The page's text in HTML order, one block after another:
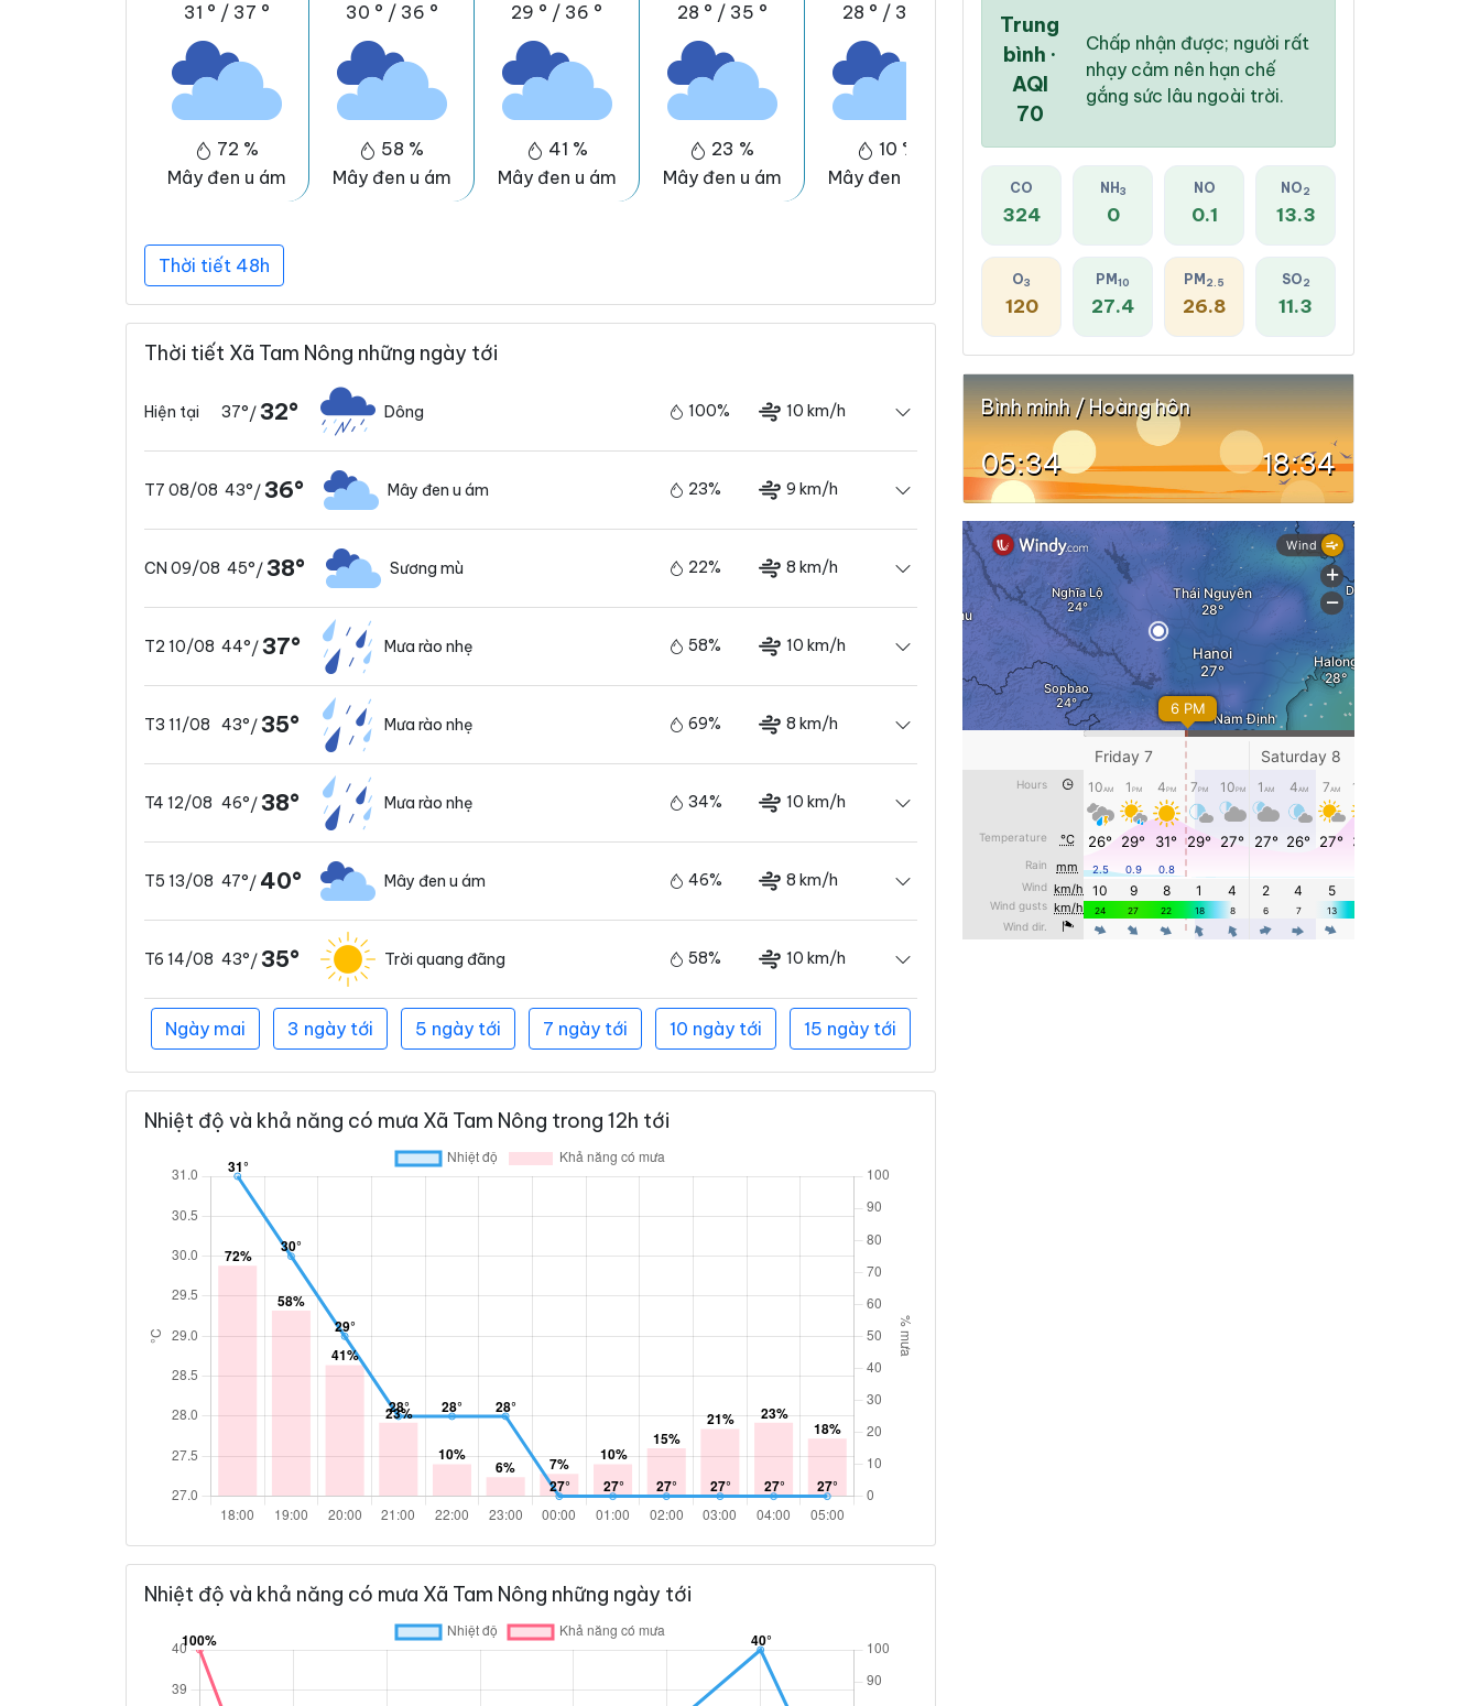
31 ° / 37 °
72 %
Mây đen u ám
30 ° / 36 °
58 %
Mây đen u ám
29 ° / 36 °
41 %
Mây đen u ám
28 ° / 35 °
23 %
Mây đen u ám
28 ° / 35 °
10 %
Mây đen u ám
28 °
6 %
Mây đen u ám
7 %
Mây đen u ám
Thời tiết 48h
Thời tiết Xã Tam Nông những ngày tới
Hiện tại 37°/32° Dông 100% 10 km/h
T7 08/08 43°/36° Mây đen u ám 23% 9 km/h
CN 09/08 45°/38° Sương mù 22% 8 km/h
T2 10/08 44°/37° Mưa rào nhẹ 58% 10 km/h
T3 11/08 43°/35° Mưa rào nhẹ 69% 8 km/h
T4 12/08 46°/38° Mưa rào nhẹ 34% 10 km/h
T5 13/08 47°/ 40° Mây đen u ám 46% 8 km/h
T6 14/08 43°/35° Trời quang đãng 58% 10 km/h
Ngày mai 3 ngày tới 5 ngày tới 7 ngày tới 10 ngày tới 15 ngày tới
Nhiệt độ và khả năng có mưa Xã Tam Nông trong 12h tới
Nhiệt độ và khả năng có mưa Xã Tam Nông những ngày tới
Trung
bình ·
AQI
70
Chấp nhận được; người rất
nhạy cảm nên hạn chế
gắng sức lâu ngoài trời.
CO
324
NH 3
0
NO
0.1
NO2
13.3
O3
120
PM 10
27.4
PM 2.5
26.8
SO2
11.3
Bình minh / Hoàng hôn
05:34 18:34